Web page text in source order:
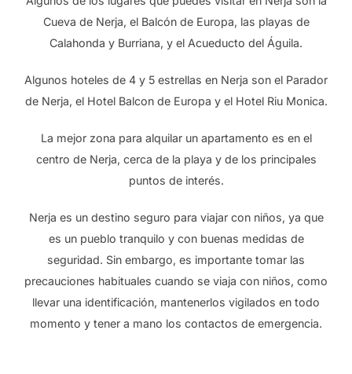
Cueva de Nerja, el Balcón de Europa, las playas de
Calahonda y Burriana, y el Acueducto del Águila.
Algunos hoteles de 4 y 5 estrellas en Nerja son el Parador
de Nerja, el Hotel Balcon de Europa y el Hotel Riu Monica.
La mejor zona para alquilar un apartamento es en el
centro de Nerja, cerca de la playa y de los principales
puntos de interés.
Nerja es un destino seguro para viajar con niños, ya que
es un pueblo tranquilo y con buenas medidas de
seguridad. Sin embargo, es importante tomar las
precauciones habituales cuando se viaja con niños, como
llevar una identificación, mantenerlos vigilados en todo
momento y tener a mano los contactos de emergencia.